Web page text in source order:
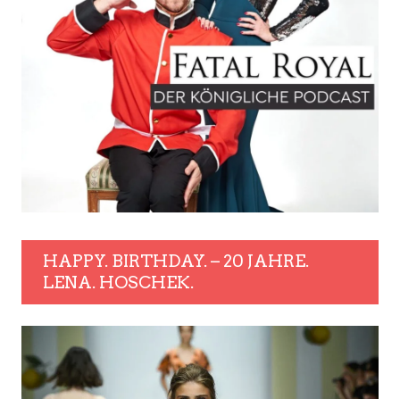
HAPPY. BIRTHDAY. – 20 JAHRE.
LENA. HOSCHEK.